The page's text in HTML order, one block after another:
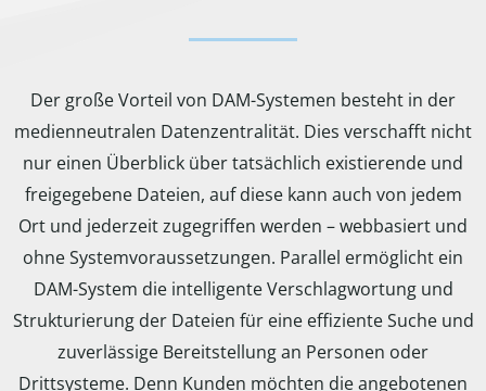
Der große Vorteil von DAM-Systemen besteht in der
medienneutralen Datenzentralität. Dies verschafft nicht
nur einen Überblick über tatsächlich existierende und
freigegebene Dateien, auf diese kann auch von jedem
Ort und jederzeit zugegriffen werden – webbasiert und
ohne Systemvoraussetzungen. Parallel ermöglicht ein
DAM-System die intelligente Verschlagwortung und
Strukturierung der Dateien für eine effiziente Suche und
zuverlässige Bereitstellung an Personen oder
Drittsysteme. Denn Kunden möchten die angebotenen